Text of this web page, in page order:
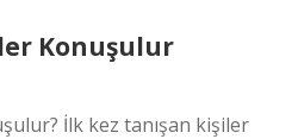
Konuşulur
İlk kez tanışan kişiler